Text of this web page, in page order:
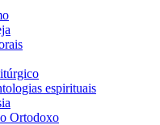
espirituais
Ortodoxo